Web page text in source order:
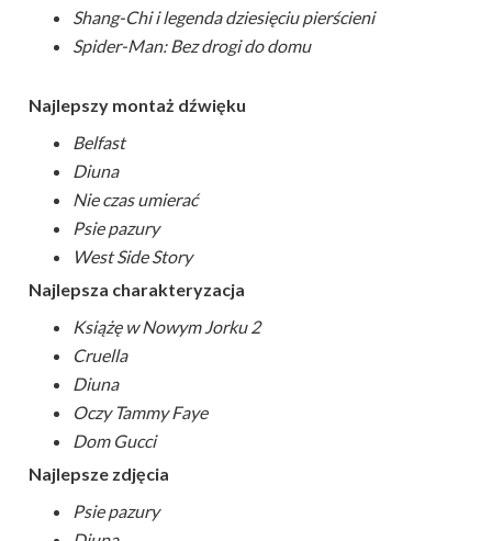
Shang-Chi i legenda dziesięciu pierścieni
Spider-Man: Bez drogi do domu
Najlepszy montaż dźwięku
Belfast
Diuna
Nie czas umierać
Psie pazury
West Side Story
Najlepsza charakteryzacja
Książę w Nowym Jorku 2
Cruella
Diuna
Oczy Tammy Faye
Dom Gucci
Najlepsze zdjęcia
Psie pazury